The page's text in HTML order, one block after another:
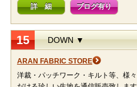
詳 細 ブログ有り
15 DOWN ▼
ARAN FABRIC STORE
洋裁・パッチワーク・キルト等、様